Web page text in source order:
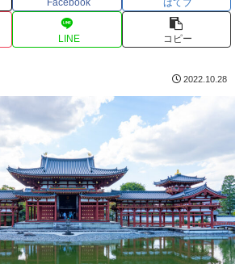
LINE コピー
2022.10.28